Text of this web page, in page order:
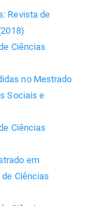
Revista de
Ciências
no Mestrado
Sociais e
Ciências
em
de Ciências